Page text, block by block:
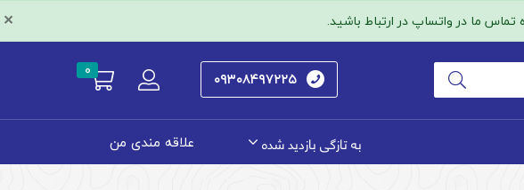
× ما در واتساپ در ارتباط باشید.
۰۹۳۰۸۴۹۷۲۲۵ ۰
به تازگی بازدید شده علاقه مندی من